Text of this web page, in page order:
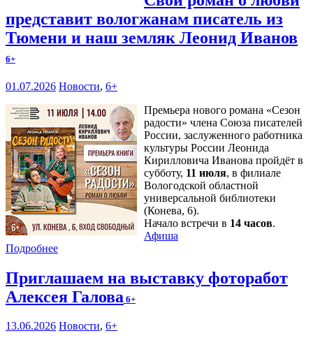
представит вологжанам писатель из
Тюмени и наш земляк Леонид Иванов
6+
01.07.2026 Новости, 6+
Премьера нового романа «Сезон
радости» члена Союза писателей
России, заслуженного работника
культуры России Леонида
Кирилловича Иванова пройдёт в
субботу, 11 июля, в филиале
Вологодской областной
универсальной библиотеки
(Конева, 6).
Начало встречи в 14 часов.
Афиша
Подробнее
Приглашаем на выставку фоторабот
Алексея Галова 6+
13.06.2026 Новости, 6+